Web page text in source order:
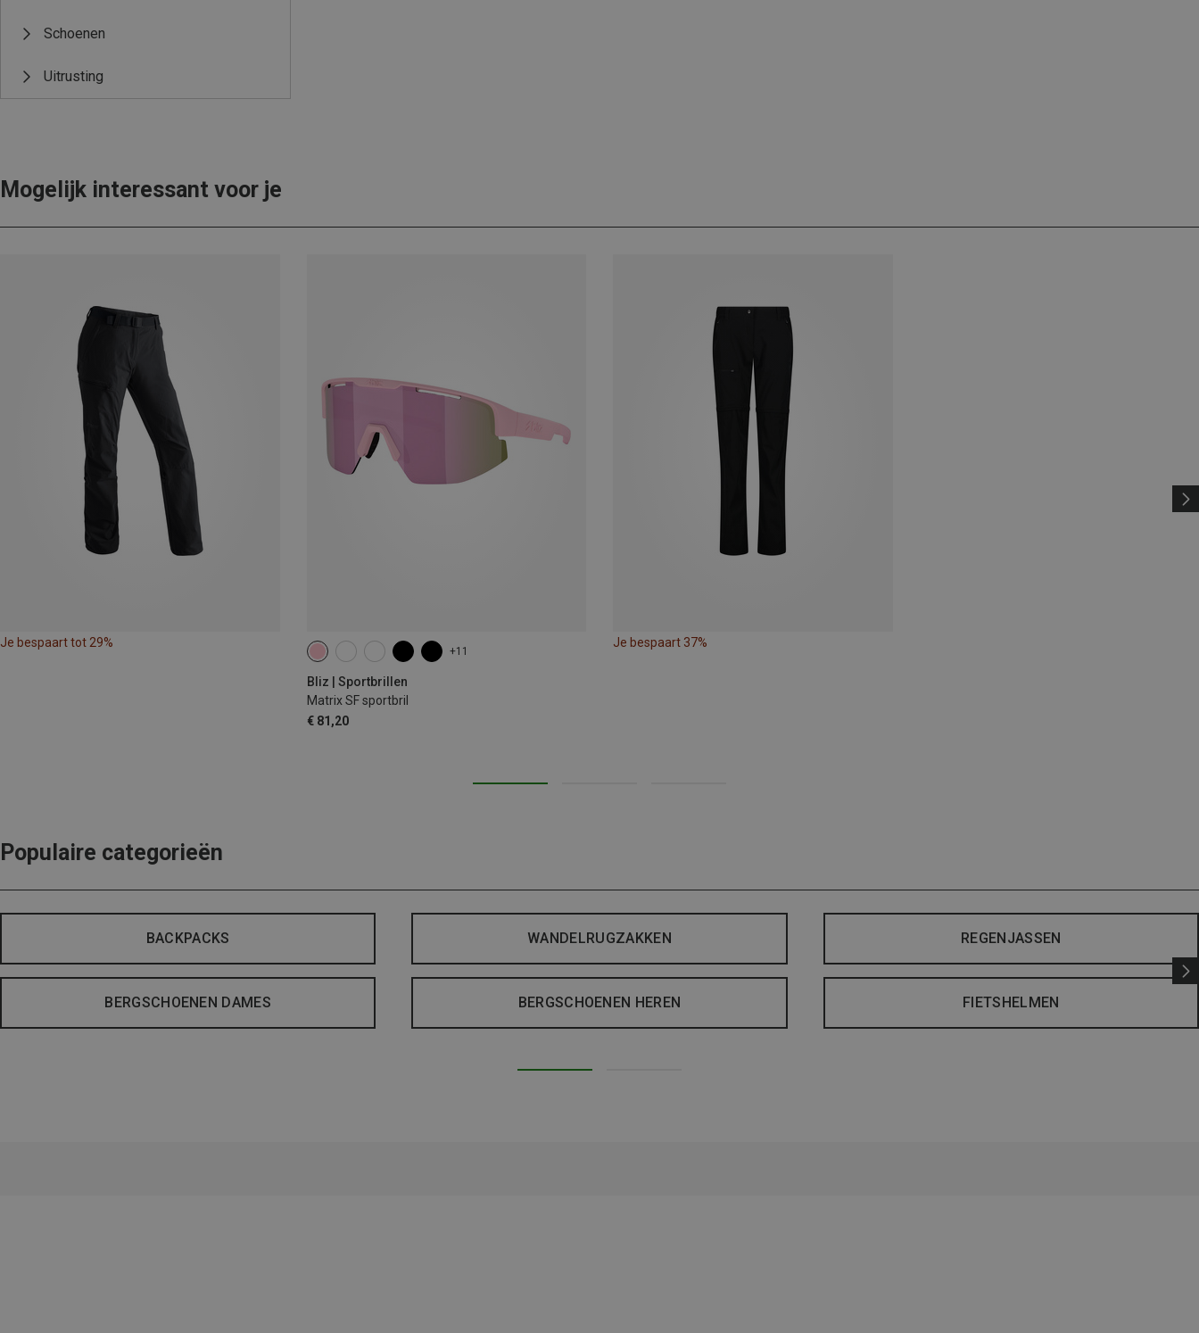
Schoenen
Uitrusting
Mogelijk interessant voor je
Je bespaart tot 29%
+11
Bliz | Sportbrillen
Matrix SF sportbril
€ 81,20
Je bespaart 37%
Populaire categorieën
BACKPACKS WANDELRUGZAKKEN REGENJASSEN
BERGSCHOENEN DAMES BERGSCHOENEN HEREN FIETSHELMEN